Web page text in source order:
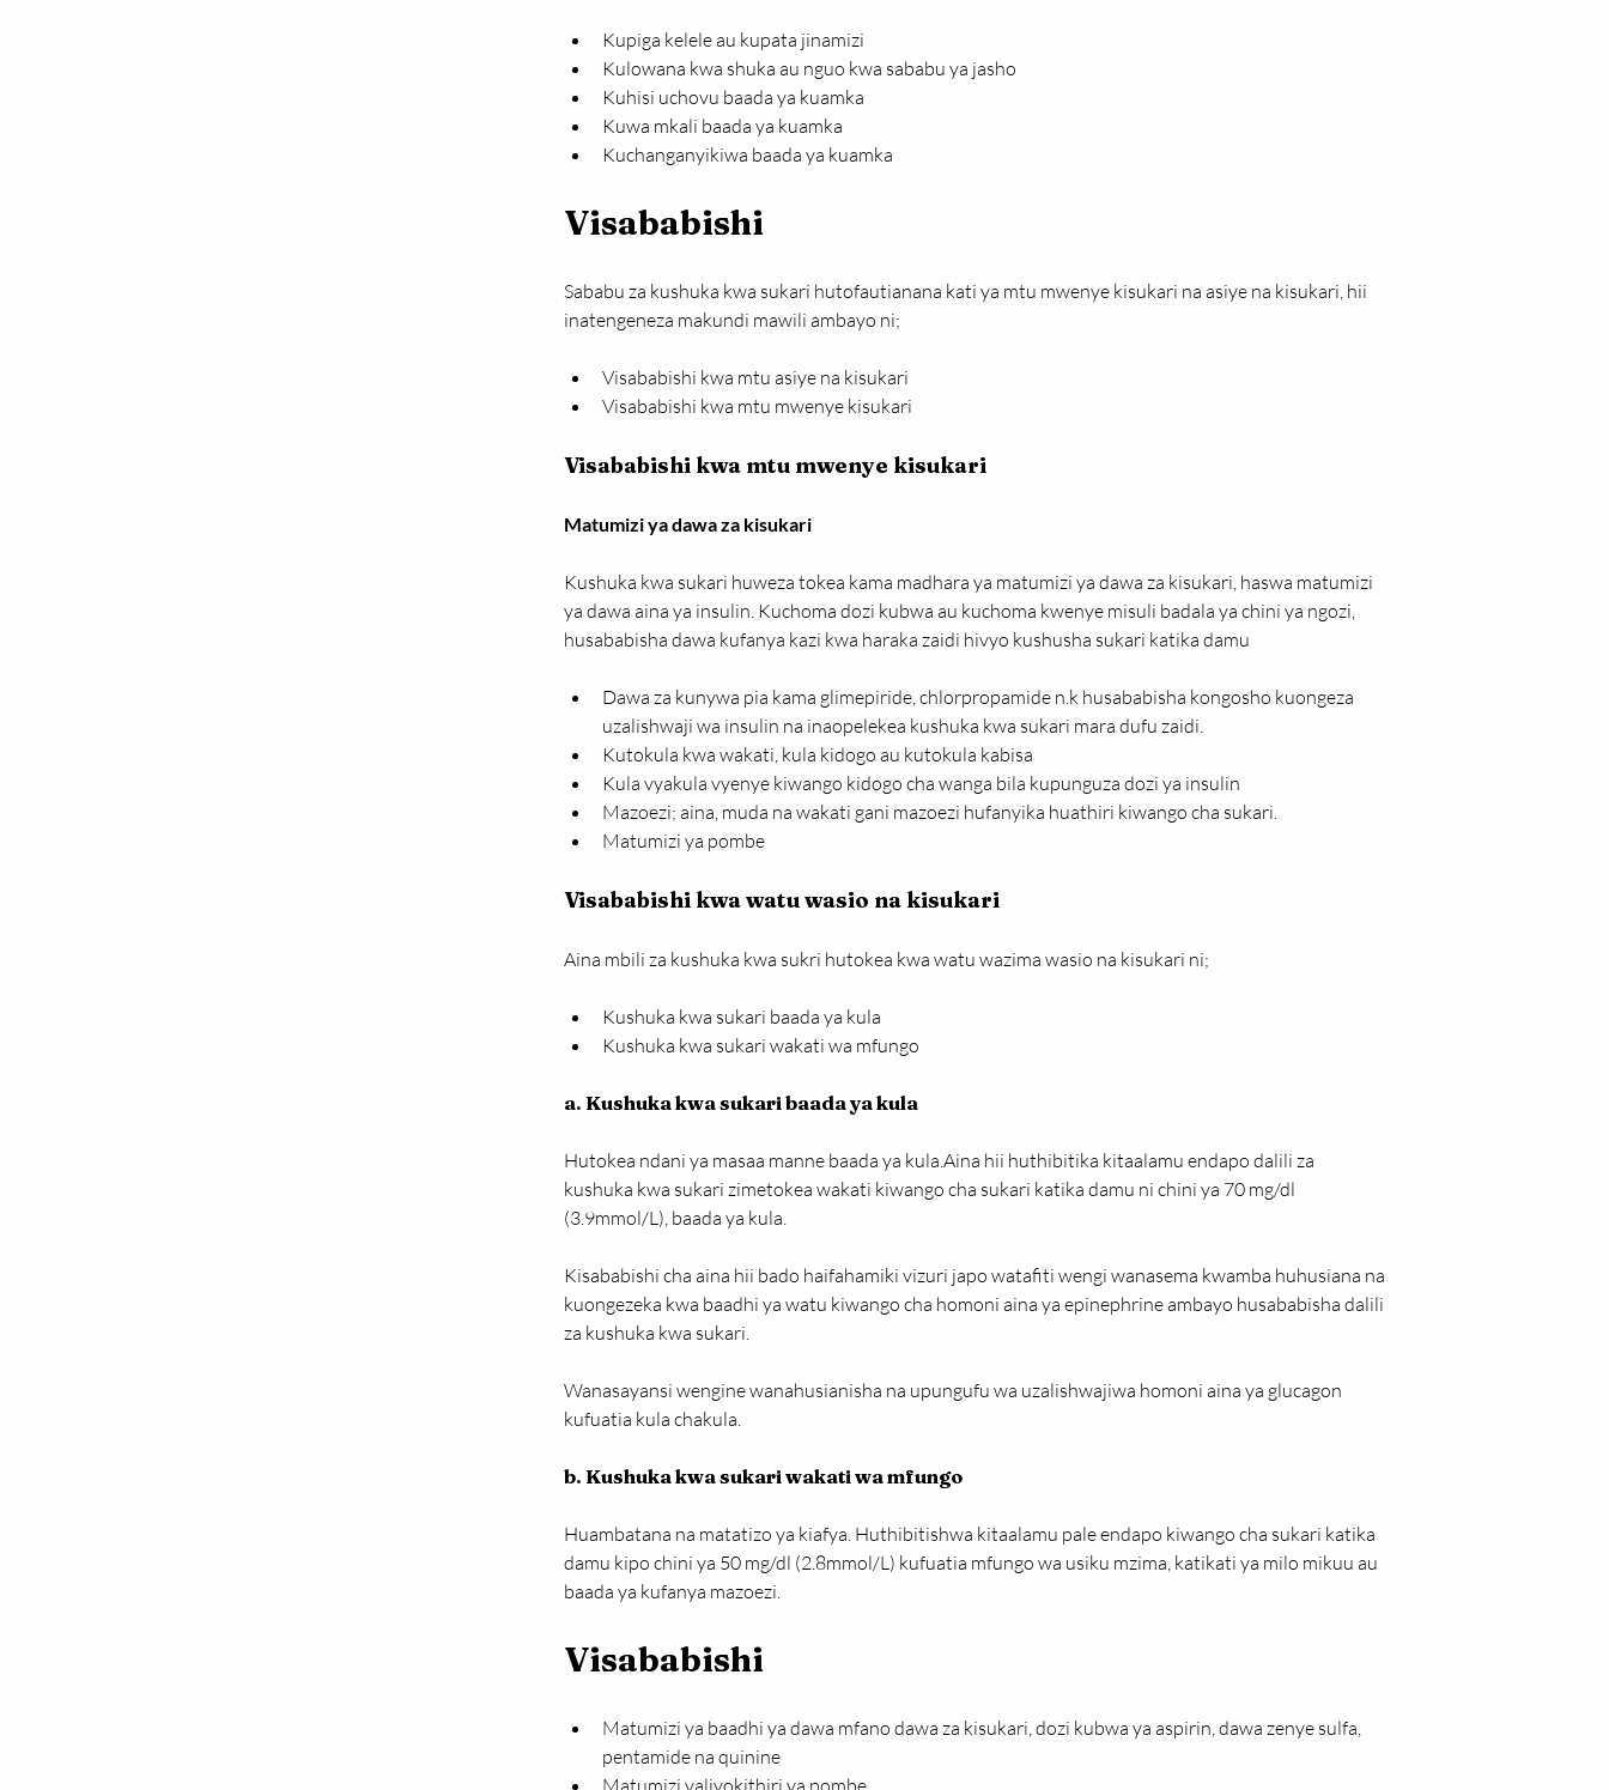
Kupiga kelele au kupata jinamizi
Kulowana kwa shuka au nguo kwa sababu ya jasho
Kuhisi uchovu baada ya kuamka
Kuwa mkali baada ya kuamka
Kuchanganyikiwa baada ya kuamka
Visababishi
Sababu za kushuka kwa sukari hutofautianana kati ya mtu mwenye kisukari na asiye na kisukari, hii
inatengeneza makundi mawili ambayo ni;
Visababishi kwa mtu asiye na kisukari
Visababishi kwa mtu mwenye kisukari
Visababishi kwa mtu mwenye kisukari
Matumizi ya dawa za kisukari
Kushuka kwa sukari huweza tokea kama madhara ya matumizi ya dawa za kisukari, haswa matumizi
ya dawa aina ya insulin. Kuchoma dozi kubwa au kuchoma kwenye misuli badala ya chini ya ngozi,
husababisha dawa kufanya kazi kwa haraka zaidi hivyo kushusha sukari katika damu
Dawa za kunywa pia kama glimepiride, chlorpropamide n.k husababisha kongosho kuongeza
uzalishwaji wa insulin na inaopelekea kushuka kwa sukari mara dufu zaidi.
Kutokula kwa wakati, kula kidogo au kutokula kabisa
Kula vyakula vyenye kiwango kidogo cha wanga bila kupunguza dozi ya insulin
Mazoezi; aina, muda na wakati gani mazoezi hufanyika huathiri kiwango cha sukari.
Matumizi ya pombe
Visababishi kwa watu wasio na kisukari
Aina mbili za kushuka kwa sukri hutokea kwa watu wazima wasio na kisukari ni;
Kushuka kwa sukari baada ya kula
Kushuka kwa sukari wakati wa mfungo
a. Kushuka kwa sukari baada ya kula
Hutokea ndani ya masaa manne baada ya kula.Aina hii huthibitika kitaalamu endapo dalili za
kushuka kwa sukari zimetokea wakati kiwango cha sukari katika damu ni chini ya 70 mg/dl
(3.9mmol/L), baada ya kula.
Kisababishi cha aina hii bado haifahamiki vizuri japo watafiti wengi wanasema kwamba huhusiana na
kuongezeka kwa baadhi ya watu kiwango cha homoni aina ya epinephrine ambayo husababisha dalili
za kushuka kwa sukari.
Wanasayansi wengine wanahusianisha na upungufu wa uzalishwajiwa homoni aina ya glucagon
kufuatia kula chakula.
b. Kushuka kwa sukari wakati wa mfungo
Huambatana na matatizo ya kiafya. Huthibitishwa kitaalamu pale endapo kiwango cha sukari katika
damu kipo chini ya 50 mg/dl (2.8mmol/L) kufuatia mfungo wa usiku mzima, katikati ya milo mikuu au
baada ya kufanya mazoezi.
Visababishi
Matumizi ya baadhi ya dawa mfano dawa za kisukari, dozi kubwa ya aspirin, dawa zenye sulfa,
pentamide na quinine
Matumizi yaliyokithiri ya pombe